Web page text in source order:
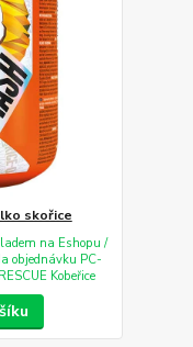
skořice
na Eshopu /
objednávku PC-
RESCUE Kobeřice